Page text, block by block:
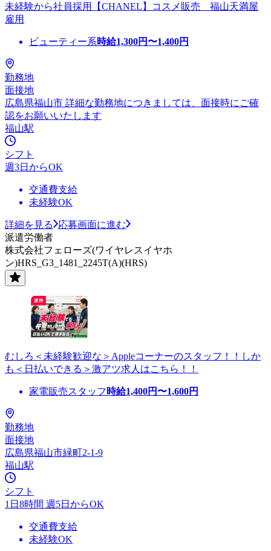
未経験から社員採用【CHANEL】コスメ販売 福山天満屋
雇用
ビューティー系時給1,300円〜1,400円
勤務地
面接地
広島県福山市 詳細な勤務地につきましては、面接時にご確
認をお願いいたします
福山駅
シフト
週3日からOK
交通費支給
未経験OK
詳細を見る
応募画面に進む
派遣労働者
株式会社フェローズ(ワイヤレスイヤホ
ン)HRS_G3_1481_2245T(A)(HRS)
むしろ＜未経験歓迎な＞Appleコーナーのスタッフ！！しか
も＜日払いできる＞激アツ求人はこちら！！
家電販売スタッフ 時給1,400円〜1,600円
勤務地
面接地
広島県福山市緑町2-1-9
福山駅
シフト
1日8時間 週5日からOK
交通費支給
未経験OK